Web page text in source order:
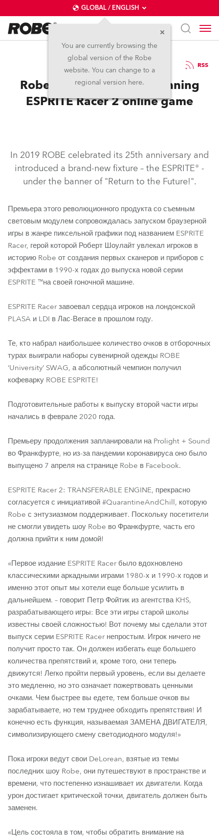
GLOBAL / ENGLISH
You are currently browsing the
global version of the Robe
website. You can change to a
regional version here.
29.4.2020 RSS
Robe Launches Award Winning
ESPRITE Racer 2 online game
In 2019 ROBE celebrated its 25th anniversary and
introduced a brand-new fixture – the ESPRITE® -
under the banner of "Return to the Future!".
Премьера этого революционного продукта со съемным
световым модулем сопровождалась запуском браузерной
игры в жанре пиксельной графики под названием ESPRITE
Racer, герой которой Роберт Шоулайт увлекал игроков в
историю Robe от создания первых сканеров и приборов с
эффектами в 1990-х годах до выпуска новой серии
ESPRITE ™на своей гоночной машине.
ESPRITE Racer завоевал сердца игроков на лондонской
PLASA и LDI в Лас-Вегасе в прошлом году.
Те, кто набрал наибольшее количество очков в отборочных
турах выиграли наборы сувенирной одежды ROBE
‘University’ SWAG, а абсолютный чемпион получил
кофеварку ROBE ESPRITE!
Подготовительные работы к выпуску второй части игры
начались в феврале 2020 года.
Премьеру продолжения запланировали на Prolight + Sound
во Франкфурте, но из-за пандемии коронавируса оно было
выпущено 7 апреля на странице Robe в Facebook.
ESPRITE Racer 2: TRANSFERABLE ENGINE, прекрасно
согласуется с инициативой #QuarantineAndChill, которую
Robe с энтузиазмом поддерживает. Поскольку посетители
не смогли увидеть шоу Robe во Франкфурте, часть его
должна прийти к ним домой!
«Первое издание ESPRITE Racer было вдохновлено
классическими аркадными играми 1980-х и 1990-х годов и
именно этот опыт мы хотели еще больше усилить в
дальнейшем. – говорит Петр Фойтик из агентства KHS,
разрабатывающего игры: Все эти игры старой школы
известны своей сложностью! Вот почему мы сделали этот
выпуск серии ESPRITE Racer непростым. Игрок ничего не
получит просто так. Он должен избегать еще большего
количества препятствий и, кроме того, они теперь
движутся! Легко пройти первый уровень, если вы делаете
это медленно, но это означает пожертвовать ценными
очками. Чем быстрее вы едете, тем больше очков вы
зарабатываете, но тем труднее обходить препятствия! И
конечно есть функция, называемая ЗАМЕНА ДВИГАТЕЛЯ,
символизирующего смену светодиодного модуля!»
Пока игроки ведут свои DeLorean, взятые из темы
последних шоу Robe, они путешествуют в пространстве и
времени, что постепенно изнашивает их двигатели. Когда
урон достигает критической точки, двигатель должен быть
заменен.
«Цель состояла в том, чтобы обратить внимание на